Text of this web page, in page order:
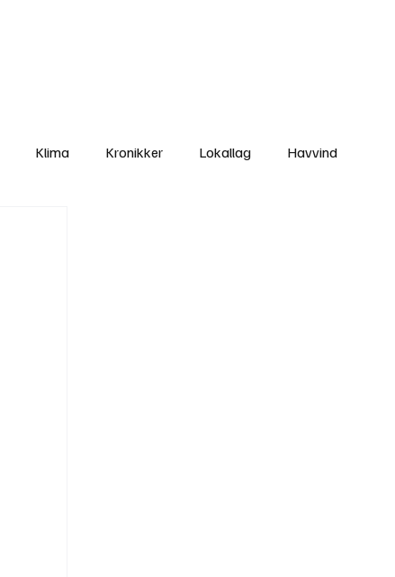
Klima Kronikker Lokallag Havvind